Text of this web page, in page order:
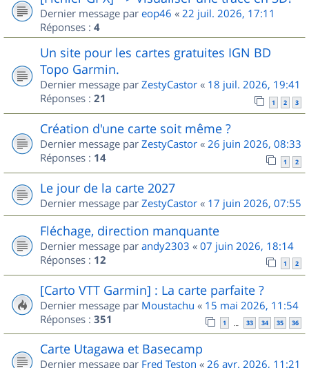
Dernier message par eop46 « 22 juil. 2026, 17:11
Réponses : 4
Un site pour les cartes gratuites IGN BD
Topo Garmin.
Dernier message par ZestyCastor « 18 juil. 2026, 19:41
Réponses : 21 1 2 3
Création d'une carte soit même ?
Dernier message par ZestyCastor « 26 juin 2026, 08:33
Réponses : 14 1 2
Le jour de la carte 2027
Dernier message par ZestyCastor « 17 juin 2026, 07:55
Fléchage, direction manquante
Dernier message par andy2303 « 07 juin 2026, 18:14
Réponses : 12 1 2
[Carto VTT Garmin] : La carte parfaite ?
Dernier message par Moustachu « 15 mai 2026, 11:54
Réponses : 351 1 … 33 34 35 36
Carte Utagawa et Basecamp
Dernier message par Fred Teston « 26 avr. 2026, 11:21